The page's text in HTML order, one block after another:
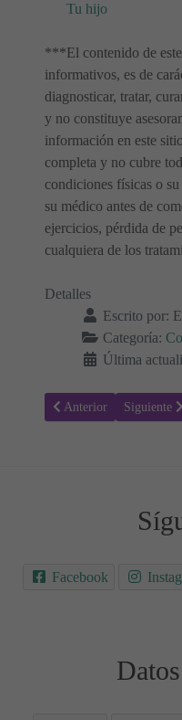
Tu hijo
***El contenido de
informativos, es de
diagnosticar, tratar,
y no constituye
información en este
completa y no cubre
condiciones físicas o
su médico antes de
ejercicios, pérdida de
cualquiera de los
Detalles
Escrito por:
Categoría:
Última
Artículo anterior: Los
Anterior Artículo
Siguiente
Facebook